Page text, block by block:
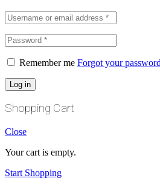
Remember me Forgot your
Log in
Shopping Cart
Close
Your cart is empty.
Start Shopping